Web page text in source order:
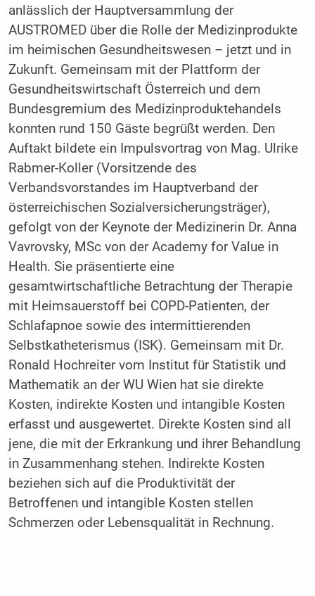
anlässlich der Hauptversammlung der
AUSTROMED über die Rolle der Medizinprodukte
im heimischen Gesundheitswesen – jetzt und in
Zukunft. Gemeinsam mit der Plattform der
Gesundheitswirtschaft Österreich und dem
Bundesgremium des Medizinproduktehandels
konnten rund 150 Gäste begrüßt werden. Den
Auftakt bildete ein Impulsvortrag von Mag. Ulrike
Rabmer-Koller (Vorsitzende des
Verbandsvorstandes im Hauptverband der
österreichischen Sozialversicherungsträger),
gefolgt von der Keynote der Medizinerin Dr. Anna
Vavrovsky, MSc von der Academy for Value in
Health. Sie präsentierte eine
gesamtwirtschaftliche Betrachtung der Therapie
mit Heimsauerstoff bei COPD-Patienten, der
Schlafapnoe sowie des intermittierenden
Selbstkatheterismus (ISK). Gemeinsam mit Dr.
Ronald Hochreiter vom Institut für Statistik und
Mathematik an der WU Wien hat sie direkte
Kosten, indirekte Kosten und intangible Kosten
erfasst und ausgewertet. Direkte Kosten sind all
jene, die mit der Erkrankung und ihrer Behandlung
in Zusammenhang stehen. Indirekte Kosten
beziehen sich auf die Produktivität der
Betroffenen und intangible Kosten stellen
Schmerzen oder Lebensqualität in Rechnung.